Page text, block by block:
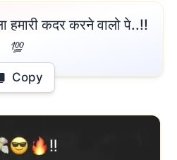
💯
Copy